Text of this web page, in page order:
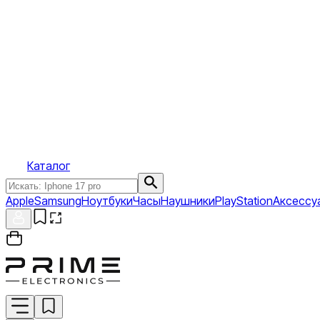
Каталог
AppleSamsungНоутбукиЧасыНаушникиPlayStation